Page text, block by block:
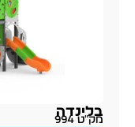
בלינדה
מק״ט 994